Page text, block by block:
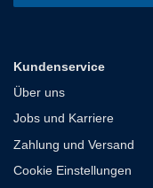
Kundenservice
Über uns
Jobs und Karriere
Zahlung und Versand
Cookie Einstellungen